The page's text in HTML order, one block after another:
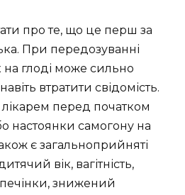
про те, що це перш за
При передозуванні
на глоді може сильно
втратити свідомість.
лікарем перед початком
настоянки самогону на
є загальноприйняті
вік, вагітність,
знижений